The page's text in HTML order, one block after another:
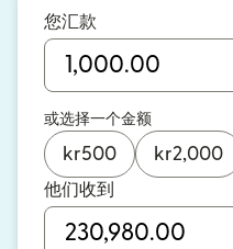
您汇款
或选择一个金额
kr500 kr2,000
他们收到